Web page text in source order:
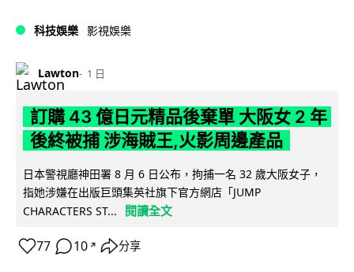
科技娛樂 影視娛樂
Lawton 1 日
訂購 43 億日元精品後棄單 大阪女 2 年
後終被捕 涉海賊王,火影周邊產品
日本警視廳神田署 8 月 6 日公布，拘捕一名 32 歲大阪女子，
指她涉嫌在出版巨頭集英社旗下官方網店「JUMP
CHARACTERS ST...
閱讀全文
77 10 ↗ 分享